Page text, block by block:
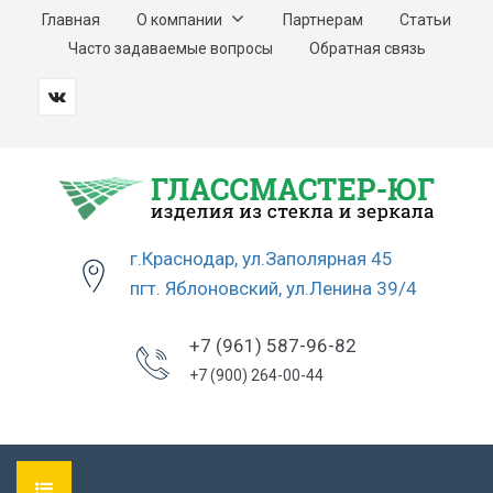
Главная О компании Партнерам
Статьи
Часто задаваемые вопросы
Обратная связь
г.Краснодар, ул.Заполярная 45
пгт. Яблоновский, ул.Ленина 39/4
+7 (961) 587-96-82
+7 (900) 264-00-44